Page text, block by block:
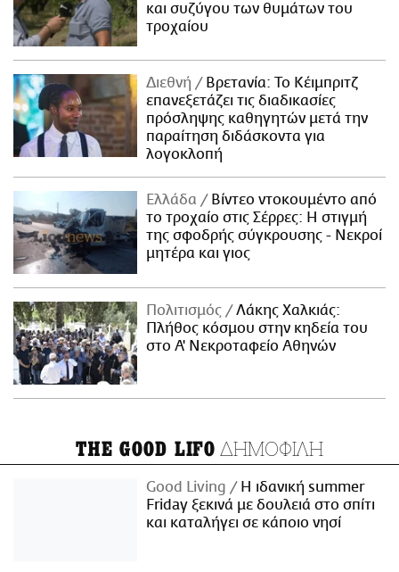
και συζύγου των θυμάτων του
τροχαίου
Διεθνή
Βρετανία: Το Κέιμπριτζ
επανεξετάζει τις διαδικασίες
πρόσληψης καθηγητών μετά την
παραίτηση διδάσκοντα για
λογοκλοπή
Ελλάδα
Βίντεο ντοκουμέντο από
το τροχαίο στις Σέρρες: Η στιγμή
της σφοδρής σύγκρουσης - Νεκροί
μητέρα και γιος
Πολιτισμός
Λάκης Χαλκιάς:
Πλήθος κόσμου στην κηδεία του
στο Α' Νεκροταφείο Αθηνών
THE GOOD LIFO ΔΗΜΟΦΙΛΗ
Good Living
Η ιδανική summer
Friday ξεκινά με δουλειά στο σπίτι
και καταλήγει σε κάποιο νησί